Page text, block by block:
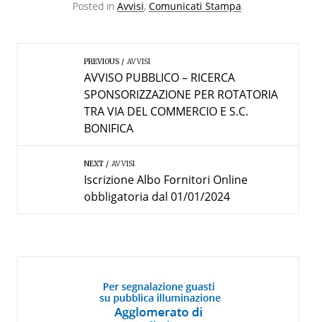
Posted in Avvisi, Comunicati Stampa.
PREVIOUS AVVISI
AVVISO PUBBLICO – RICERCA
SPONSORIZZAZIONE PER ROTATORIA
TRA VIA DEL COMMERCIO E S.C.
BONIFICA
NEXT AVVISI
Iscrizione Albo Fornitori Online
obbligatoria dal 01/01/2024